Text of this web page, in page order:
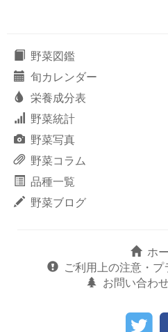
野菜図鑑
旬カレンダー
栄養成分表
野菜統計
野菜写真
野菜コラム
品種一覧
野菜ブログ
ホ
ご利用上の注意・
お問い合わ